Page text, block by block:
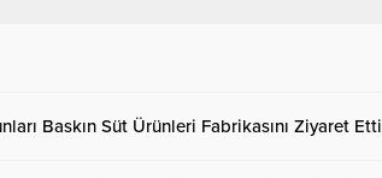
Baskın Süt Ürünleri Fabrikasını Ziyaret Etti